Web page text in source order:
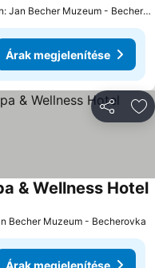
1.5 km-re innen: Jan Becher Muzeum - Becherovka
Árak megjelenítése
& Wellness Hotel
Becher Muzeum - Becherovka
Árak megjelenítése